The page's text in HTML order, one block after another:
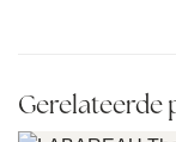
Gerelateerde